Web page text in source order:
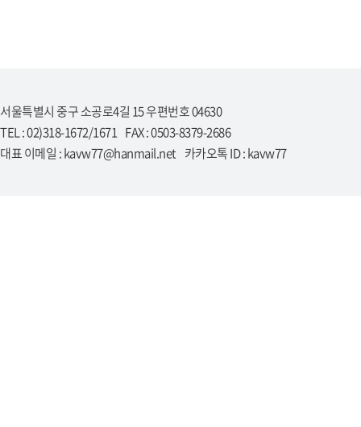
서울특별시 중구 소공로4길 15 우편번호 04630
TEL : 02)318-1672/1671 FAX : 0503-8379-2686
대표 이메일 : kavw77@hanmail.net 카카오톡 ID : kavw77